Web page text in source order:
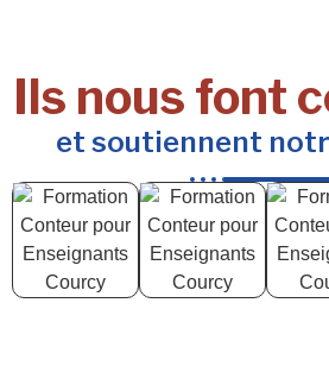
Ils nous font
et soutiennent